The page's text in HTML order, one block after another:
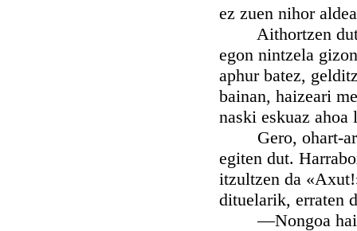
ez zuen nihor
Aithortzen dut
egon nintzela
aphur batez,
bainan, haizeari
naski eskuaz
Gero, ohart-
egiten dut.
itzultzen da
dituelarik, erraten
—Nongoa